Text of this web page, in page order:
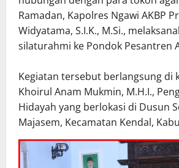
Ramadan, Kapolres Ngawi AKBP
Widyatama, S.I.K., M.Si.,
silaturahmi ke Pondok Pesantren
Kegiatan tersebut berlangsung di
Khoirul Anam Mukmin, M.H.I.,
Hidayah yang berlokasi di Dusun
Majasem, Kecamatan Kendal,